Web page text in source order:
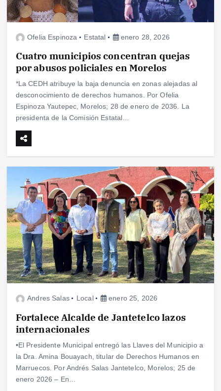
Ofelia Espinoza Estatal enero 28, 2026
Cuatro municipios concentran quejas
por abusos policiales en Morelos
*La CEDH atribuye la baja denuncia en zonas alejadas al
desconocimiento de derechos humanos. Por Ofelia
Espinoza Yautepec, Morelos; 28 de enero de 2036. La
presidenta de la Comisión Estatal…
Andres Salas Local enero 25, 2026
Fortalece Alcalde de Jantetelco lazos
internacionales
•El Presidente Municipal entregó las Llaves del Municipio a
la Dra. Amina Bouayach, titular de Derechos Humanos en
Marruecos. Por Andrés Salas Jantetelco, Morelos; 25 de
enero 2026 – En…